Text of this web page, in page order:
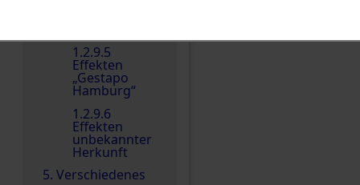
1.2.9.5
Effekten
„Gestapo
Hamburg“
1.2.9.6
Effekten
unbekannter
Herkunft
5. Verschiedenes